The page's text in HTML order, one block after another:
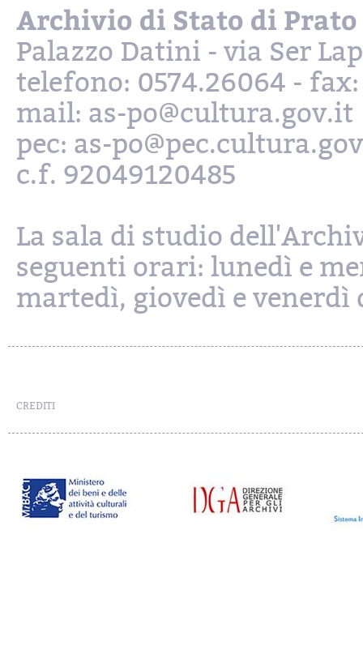
Archivio di Stato di Prato
Palazzo Datini - via Ser
telefono: 0574.26064 - fax:
mail: as-po@cultura.gov.it
pec: as-
c.f. 92049120485
La sala di studio
seguenti orari: lunedì e
martedì, giovedì e venerdì
CREDITI